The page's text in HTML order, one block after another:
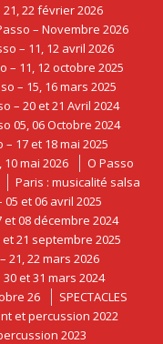
22 février 2026
– Novembre 2026
– 11, 12 avril 2026
– 11, 12 octobre 2025
– 15, 16 mars 2025
– 20 et 21 Avril 2024
05, 06 Octobre 2024
17 et 18 mai 2025
mai 2026
O Passo
Paris : musicalité salsa
et 06 avril 2025
08 décembre 2024
21 septembre 2025
21, 22 mars 2026
et 31 mars 2024
26
SPECTACLES
et percussion 2022
2023